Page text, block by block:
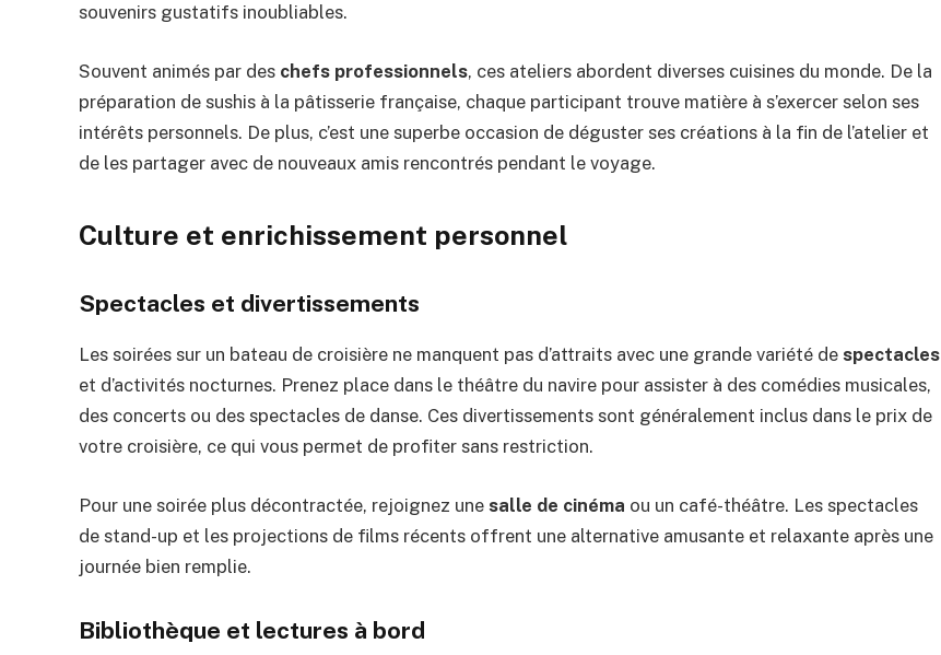
souvenirs gustatifs inoubliables.
Souvent animés par des chefs professionnels, ces ateliers abordent diverses cuisines du monde. De la
préparation de sushis à la pâtisserie française, chaque participant trouve matière à s’exercer selon ses
intérêts personnels. De plus, c’est une superbe occasion de déguster ses créations à la fin de l’atelier et
de les partager avec de nouveaux amis rencontrés pendant le voyage.
Culture et enrichissement personnel
Spectacles et divertissements
Les soirées sur un bateau de croisière ne manquent pas d’attraits avec une grande variété de spectacles
et d’activités nocturnes. Prenez place dans le théâtre du navire pour assister à des comédies musicales,
des concerts ou des spectacles de danse. Ces divertissements sont généralement inclus dans le prix de
votre croisière, ce qui vous permet de profiter sans restriction.
Pour une soirée plus décontractée, rejoignez une salle de cinéma ou un café-théâtre. Les spectacles
de stand-up et les projections de films récents offrent une alternative amusante et relaxante après une
journée bien remplie.
Bibliothèque et lectures à bord